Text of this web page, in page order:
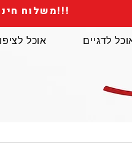
!!!משלוח חינם בקניה מעל 180 ש"ח!!!
אוכל לדגיים